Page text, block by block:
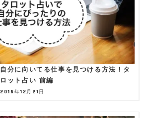
自分に向いてる仕事を見つける方法！タ
ロット占い 前編
2018年12月21日